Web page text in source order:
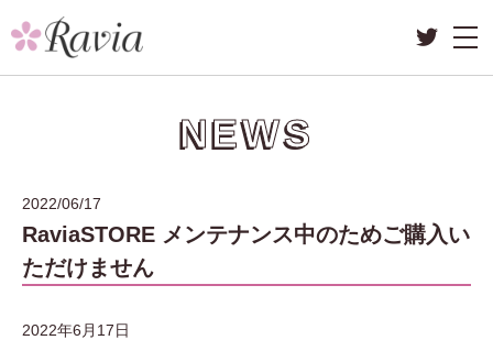
NEWS
2022/06/17
RaviaSTORE メンテナンス中のためご購入い
ただけません
2022年6月17日